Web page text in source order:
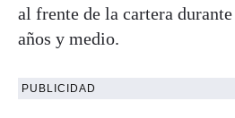
al frente de la cartera
años y medio.
PUBLICIDAD